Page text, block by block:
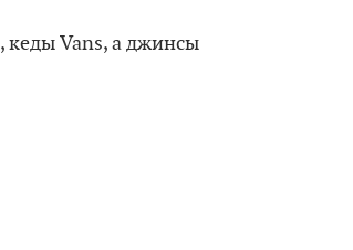
кеды Vans, а джинсы